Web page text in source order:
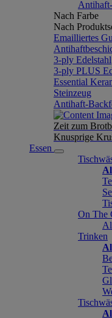
Nach Farbe
Nach
Emailliertes
3-ply Edelstahl
3-ply PLUS
Essential
Steinzeug
Antihaft-
Zeit zum
Knusprige
Essen
On The
Trinken